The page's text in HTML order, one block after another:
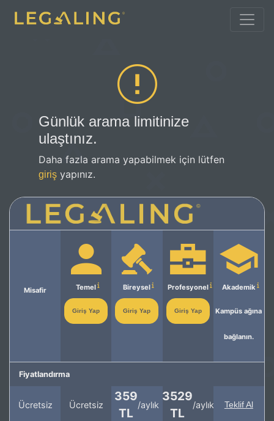
Günlük arama limitinize
ulaştınız.
Daha fazla arama yapabilmek için lütfen
giriş yapınız.
Misafir Temel
Giriş Yap
Bireysel
Giriş Yap
Profesyonel
Giriş Yap
Akademik
Kampüs ağına
bağlanın.
Fiyatlandırma
Ücretsiz Ücretsiz
359
TL
/aylık
3529
TL
/aylık Teklif Al